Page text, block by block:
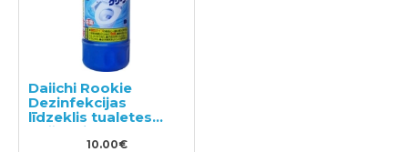
Daiichi Rookie
Dezinfekcijas
līdzeklis tualetes
tīrīšanai 500ml
10.00€